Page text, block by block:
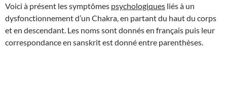
Voici à présent les symptômes psychologiques liés à un
dysfonctionnement d’un Chakra, en partant du haut du corps
et en descendant. Les noms sont donnés en français puis leur
correspondance en sanskrit est donné entre parenthèses.